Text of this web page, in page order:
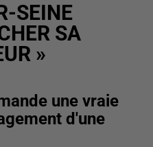
SEINE
SA
»
une vraie
d'une